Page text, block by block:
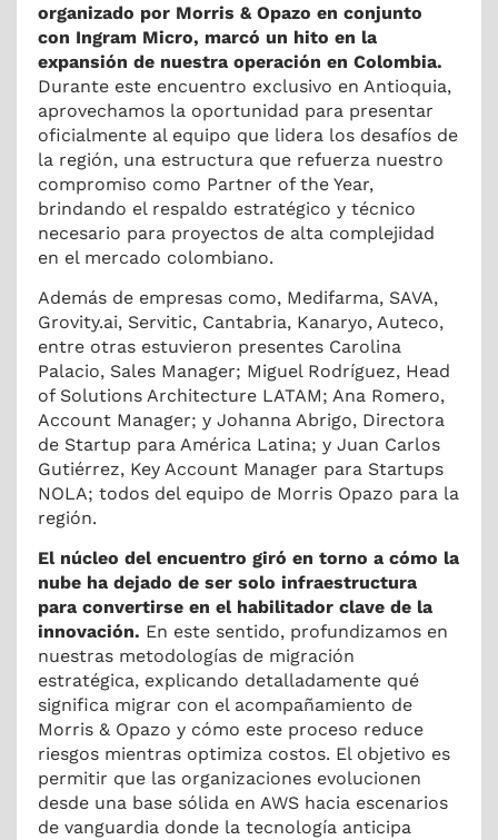
organizado por Morris & Opazo en conjunto
con Ingram Micro, marcó un hito en la
expansión de nuestra operación en Colombia.
Durante este encuentro exclusivo en Antioquia,
aprovechamos la oportunidad para presentar
oficialmente al equipo que lidera los desafíos de
la región, una estructura que refuerza nuestro
compromiso como Partner of the Year,
brindando el respaldo estratégico y técnico
necesario para proyectos de alta complejidad
en el mercado colombiano.
Además de empresas como, Medifarma, SAVA,
Grovity.ai, Servitic, Cantabria, Kanaryo, Auteco,
entre otras estuvieron presentes Carolina
Palacio, Sales Manager; Miguel Rodríguez, Head
of Solutions Architecture LATAM; Ana Romero,
Account Manager; y Johanna Abrigo, Directora
de Startup para América Latina; y Juan Carlos
Gutiérrez, Key Account Manager para Startups
NOLA; todos del equipo de Morris Opazo para la
región.
El núcleo del encuentro giró en torno a cómo la
nube ha dejado de ser solo infraestructura
para convertirse en el habilitador clave de la
innovación. En este sentido, profundizamos en
nuestras metodologías de migración
estratégica, explicando detalladamente qué
significa migrar con el acompañamiento de
Morris & Opazo y cómo este proceso reduce
riesgos mientras optimiza costos. El objetivo es
permitir que las organizaciones evolucionen
desde una base sólida en AWS hacia escenarios
de vanguardia donde la tecnología anticipa